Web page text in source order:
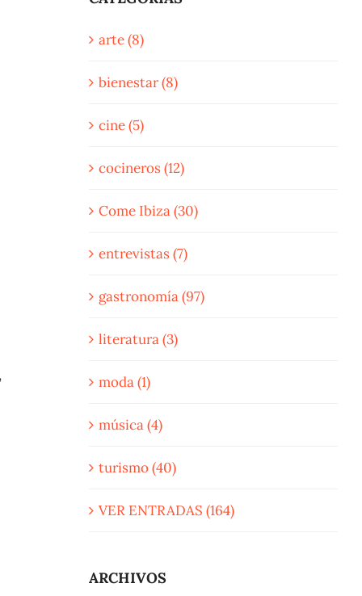
arte (8)
bienestar (8)
cine (5)
cocineros (12)
Come Ibiza (30)
entrevistas (7)
gastronomía (97)
literatura (3)
moda (1)
música (4)
turismo (40)
VER ENTRADAS (164)
ARCHIVOS